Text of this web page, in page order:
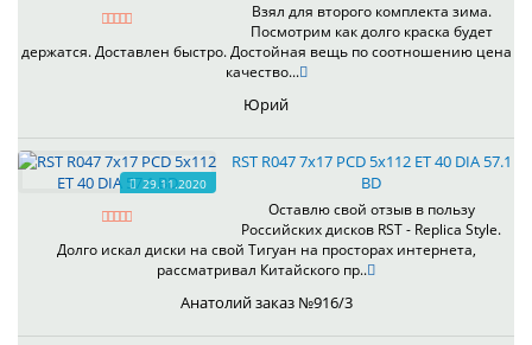
Взял для второго комплекта зима.
Посмотрим как долго краска будет
держатся. Доставлен быстро. Достойная вещь по соотношению цена
качество...
Юрий
29.11.2020
RST R047 7x17 PCD 5x112 ET 40 DIA 57.1
BD
Оставлю свой отзыв в пользу
Российских дисков RST - Replica Style.
Долго искал диски на свой Тигуан на просторах интернета,
рассматривал Китайского пр..
Анатолий заказ №916/3